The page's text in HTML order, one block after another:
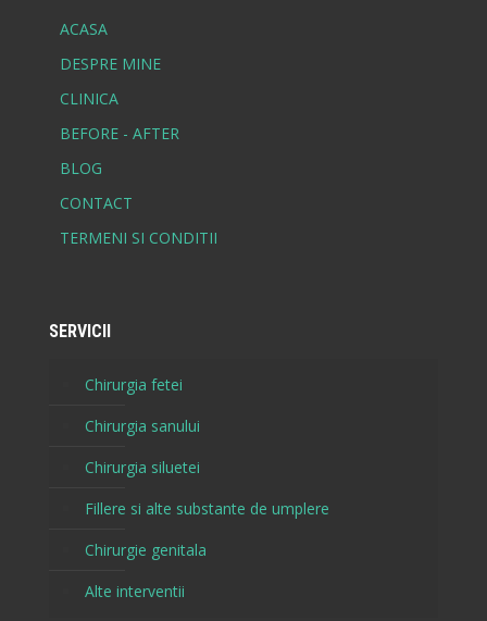
ACASA
DESPRE MINE
CLINICA
BEFORE - AFTER
BLOG
CONTACT
TERMENI SI CONDITII
SERVICII
Chirurgia fetei
Chirurgia sanului
Chirurgia siluetei
Fillere si alte substante de umplere
Chirurgie genitala
Alte interventii